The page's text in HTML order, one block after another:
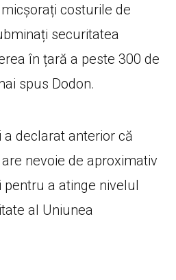
costurile de
securitatea
în țară a peste 300 de
spus Dodon.
declarat anterior că
nevoie de aproximativ
a atinge nivelul
al Uniunea